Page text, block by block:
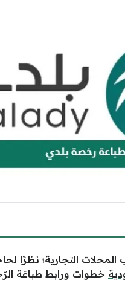
المحلات التجارية؛
خطوات ورابط طباعَة